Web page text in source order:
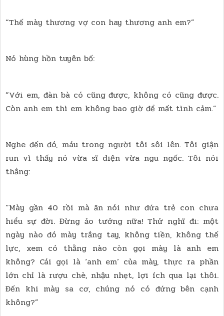
“Thế mày thương vợ con hay thương anh em?”
Nó hùng hồn tuyên bố:
“Với em, đàn bà có cũng được, không có cũng được.
Còn anh em thì em không bao giờ để mất tình cảm.”
Nghe đến đó, máu trong người tôi sôi lên. Tôi giận
run vì thấy nó vừa sĩ diện vừa ngu ngốc. Tôi nói
thẳng:
“Mày gần 40 rồi mà ăn nói như đứa trẻ con chưa
hiểu sự đời. Đừng ảo tưởng nữa! Thử nghĩ đi: một
ngày nào đó mày trắng tay, không tiền, không thế
lực, xem có thằng nào còn gọi mày là anh em
không? Cái gọi là ‘anh em’ của mày, thực ra phần
lớn chỉ là rượu chè, nhậu nhẹt, lợi ích qua lại thôi.
Đến khi mày sa cơ, chúng nó có đứng bên cạnh
không?”